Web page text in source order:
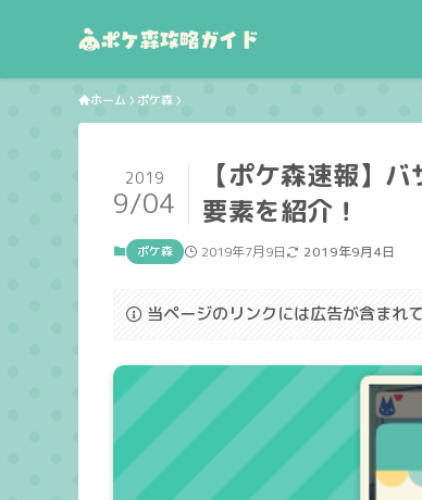
ホーム ポケ森
【ポケ森速報】
要素を紹介！
2019
9/04
ポケ森 2019年7月9日 2019年9月4日
当ページのリンクには広告が含まれて